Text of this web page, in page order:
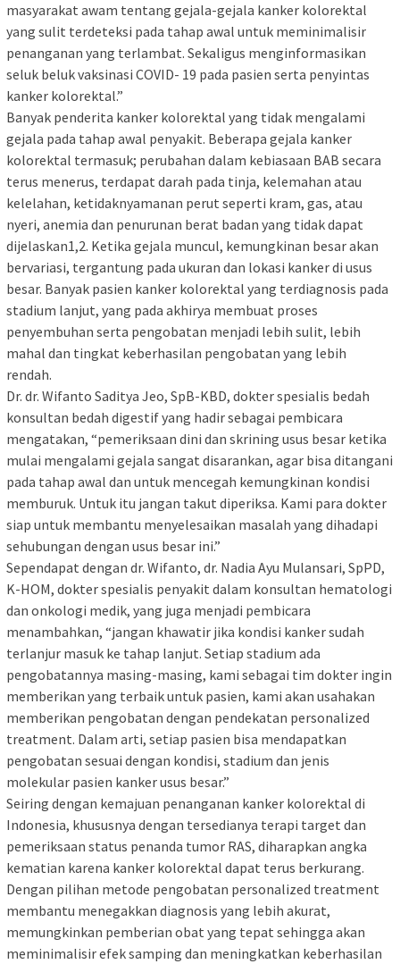
masyarakat awam tentang gejala-gejala kanker kolorektal
yang sulit terdeteksi pada tahap awal untuk meminimalisir
penanganan yang terlambat. Sekaligus menginformasikan
seluk beluk vaksinasi COVID- 19 pada pasien serta penyintas
kanker kolorektal.”
Banyak penderita kanker kolorektal yang tidak mengalami
gejala pada tahap awal penyakit. Beberapa gejala kanker
kolorektal termasuk; perubahan dalam kebiasaan BAB secara
terus menerus, terdapat darah pada tinja, kelemahan atau
kelelahan, ketidaknyamanan perut seperti kram, gas, atau
nyeri, anemia dan penurunan berat badan yang tidak dapat
dijelaskan1,2. Ketika gejala muncul, kemungkinan besar akan
bervariasi, tergantung pada ukuran dan lokasi kanker di usus
besar. Banyak pasien kanker kolorektal yang terdiagnosis pada
stadium lanjut, yang pada akhirya membuat proses
penyembuhan serta pengobatan menjadi lebih sulit, lebih
mahal dan tingkat keberhasilan pengobatan yang lebih
rendah.
Dr. dr. Wifanto Saditya Jeo, SpB-KBD, dokter spesialis bedah
konsultan bedah digestif yang hadir sebagai pembicara
mengatakan, “pemeriksaan dini dan skrining usus besar ketika
mulai mengalami gejala sangat disarankan, agar bisa ditangani
pada tahap awal dan untuk mencegah kemungkinan kondisi
memburuk. Untuk itu jangan takut diperiksa. Kami para dokter
siap untuk membantu menyelesaikan masalah yang dihadapi
sehubungan dengan usus besar ini.”
Sependapat dengan dr. Wifanto, dr. Nadia Ayu Mulansari, SpPD,
K-HOM, dokter spesialis penyakit dalam konsultan hematologi
dan onkologi medik, yang juga menjadi pembicara
menambahkan, “jangan khawatir jika kondisi kanker sudah
terlanjur masuk ke tahap lanjut. Setiap stadium ada
pengobatannya masing-masing, kami sebagai tim dokter ingin
memberikan yang terbaik untuk pasien, kami akan usahakan
memberikan pengobatan dengan pendekatan personalized
treatment. Dalam arti, setiap pasien bisa mendapatkan
pengobatan sesuai dengan kondisi, stadium dan jenis
molekular pasien kanker usus besar.”
Seiring dengan kemajuan penanganan kanker kolorektal di
Indonesia, khususnya dengan tersedianya terapi target dan
pemeriksaan status penanda tumor RAS, diharapkan angka
kematian karena kanker kolorektal dapat terus berkurang.
Dengan pilihan metode pengobatan personalized treatment
membantu menegakkan diagnosis yang lebih akurat,
memungkinkan pemberian obat yang tepat sehingga akan
meminimalisir efek samping dan meningkatkan keberhasilan